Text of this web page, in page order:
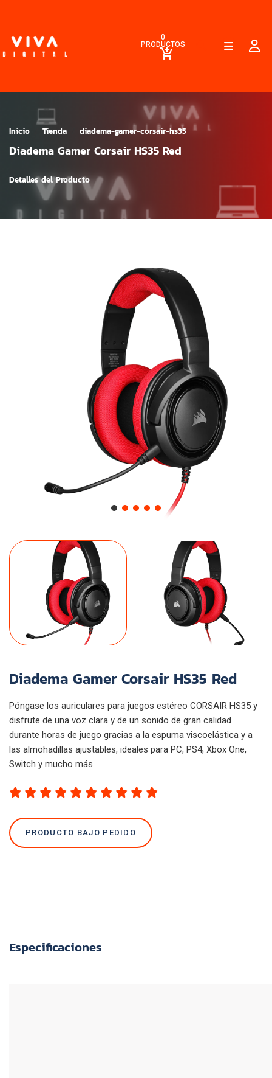
0
PRODUCTOS
Inicio Tienda diadema-gamer-corsair-hs35
Diadema Gamer Corsair HS35 Red
Detalles del Producto
Diadema Gamer Corsair HS35 Red
Póngase los auriculares para juegos estéreo CORSAIR HS35 y
disfrute de una voz clara y de un sonido de gran calidad
durante horas de juego gracias a la espuma viscoelástica y a
las almohadillas ajustables, ideales para PC, PS4, Xbox One,
Switch y mucho más.
PRODUCTO BAJO PEDIDO
Especificaciones